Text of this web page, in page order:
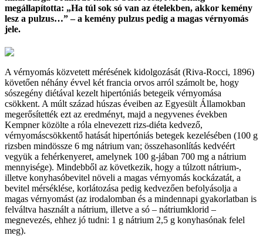
megállapította: „Ha túl sok só van az ételekben, akkor kemény
lesz a pulzus…” – a kemény pulzus pedig a magas vérnyomás
jele.
A vérnyomás közvetett mérésének kidolgozását (Riva-Rocci, 1896)
követően néhány évvel két francia orvos arról számolt be, hogy
sószegény diétával kezelt hipertóniás betegeik vérnyomása
csökkent. A múlt század húszas éveiben az Egyesült Államokban
megerősítették ezt az eredményt, majd a negyvenes években
Kempner közölte a róla elnevezett rizs-diéta kedvező,
vérnyomáscsökkentő hatását hipertóniás betegek kezelésében (100 g
rizsben mindössze 6 mg nátrium van; összehasonlítás kedvéért
vegyük a fehérkenyeret, amelynek 100 g-jában 700 mg a nátrium
mennyisége). Mindebből az következik, hogy a túlzott nátrium-,
illetve konyhasóbevitel növeli a magas vérnyomás kockázatát, a
bevitel mérséklése, korlátozása pedig kedvezően befolyásolja a
magas vérnyomást (az irodalomban és a mindennapi gyakorlatban is
felváltva használt a nátrium, illetve a só – nátriumklorid –
megnevezés, ehhez jó tudni: 1 g nátrium 2,5 g konyhasónak felel
meg).